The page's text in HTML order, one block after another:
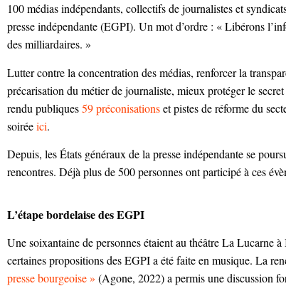
100 médias indépendants, collectifs de journalistes et
presse indépendante (EGPI). Un mot d’ordre : « Libérons
des milliardaires. »
Lutter contre la concentration des médias, renforcer la
précarisation du métier de journaliste, mieux protéger le
rendu publiques59 préconisationset pistes de réforme du
soiréeici.
Depuis, les États généraux de la presse indépendante se
rencontres. Déjà plus de 500 personnes ont participé à ces
L’étape bordelaise des EGPI
Une soixantaine de personnes étaient au théâtre La Lucarne
certaines propositions des EGPI a été faite en musique. La
presse bourgeoise » (Agone, 2022) a permis une discussion